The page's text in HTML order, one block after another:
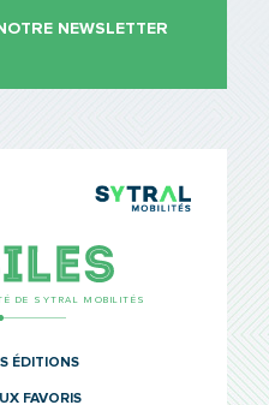
NEWSLETTER
DE SYTRAL MOBILITÉS
ÉDITIONS
FAVORIS